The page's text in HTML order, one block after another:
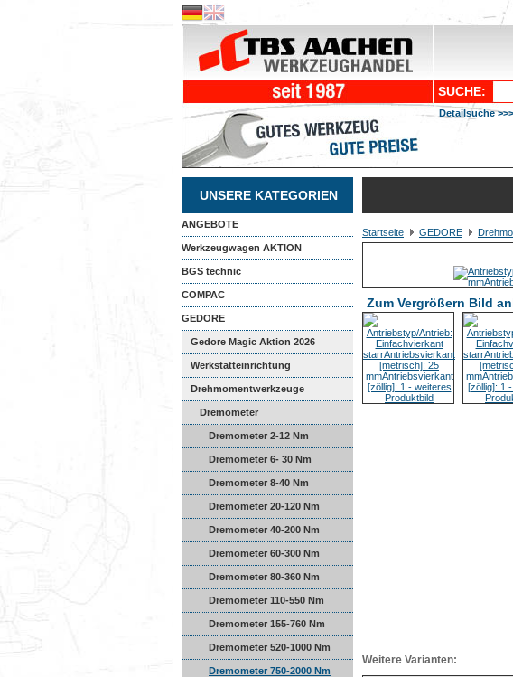
SUCHE:
Detailsuche >>>
UNSERE KATEGORIEN
ANGEBOTE
Werkzeugwagen AKTION
BGS technic
COMPAC
GEDORE
Gedore Magic Aktion 2026
Werkstatteinrichtung
Drehmomentwerkzeuge
Dremometer
Dremometer 2-12 Nm
Dremometer 6- 30 Nm
Dremometer 8-40 Nm
Dremometer 20-120 Nm
Dremometer 40-200 Nm
Dremometer 60-300 Nm
Dremometer 80-360 Nm
Dremometer 110-550 Nm
Dremometer 155-760 Nm
Dremometer 520-1000 Nm
Dremometer 750-2000 Nm
Startseite GEDORE
Zum Vergrößern Bild
Weitere Varianten: